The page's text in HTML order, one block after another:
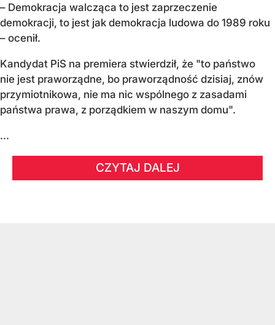
– Demokracja walcząca to jest zaprzeczenie
demokracji, to jest jak demokracja ludowa do 1989 roku
– ocenił.
Kandydat PiS na premiera stwierdził, że "to państwo
nie jest praworządne, bo praworządność dzisiaj, znów
przymiotnikowa, nie ma nic wspólnego z zasadami
państwa prawa, z porządkiem w naszym domu".
...
CZYTAJ DALEJ